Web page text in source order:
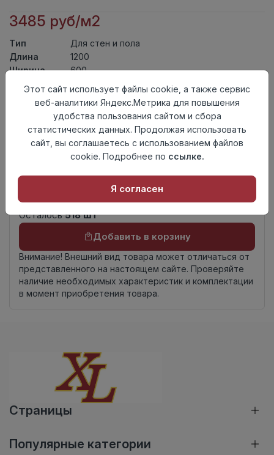
3485 руб/м2
Тип
Для стен и пола
Длина
1200
Ширина
600
Актуальность
Товарная
Керамогранит
Поверхность
грит гранула
Индия
Номер
Осталось518 шт
Добавить в корзину
Внимание! Внешний вид товара может отличаться от
представленного на настоящем сайте. Проверяйте
наличие необходимых характеристик и комплектации
в момент приобретения товара.
Страницы
Популярные категории
Этот сайт использует файлы cookie, а также сервис
веб-аналитики Яндекс.Метрика для повышения
удобства пользования сайтом и сбора
статистических данных. Продолжая использовать
сайт, вы соглашаетесь с использованием файлов
cookie. Подробнее по ссылке.
Я согласен